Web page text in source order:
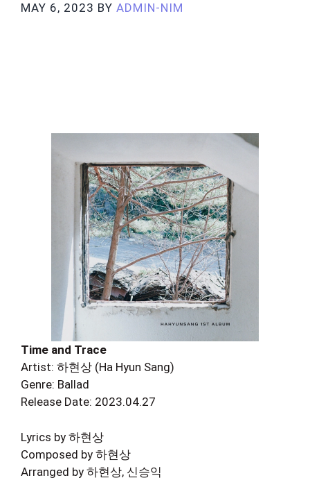
MAY 6, 2023 BY ADMIN-NIM
Time and Trace
Artist: 하현상 (Ha Hyun Sang)
Genre: Ballad
Release Date: 2023.04.27
Lyrics by 하현상
Composed by 하현상
Arranged by 하현상, 신승익